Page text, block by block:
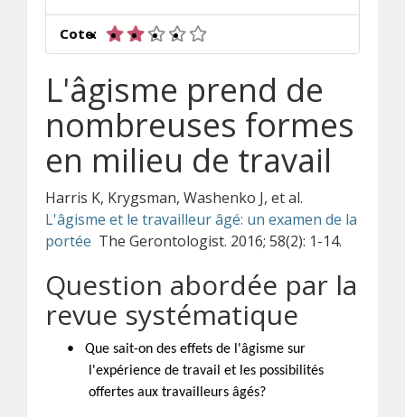
Cote:
L'âgisme prend de
nombreuses formes
en milieu de travail
Harris K, Krygsman, Washenko J, et al.
L'âgisme et le travailleur âgé: un examen de la
portée The Gerontologist. 2016; 58(2): 1-14.
Question abordée par la
revue systématique
•
Que sait-on des effets de l'âgisme sur
l'expérience de travail et les possibilités
offertes aux travailleurs âgés?